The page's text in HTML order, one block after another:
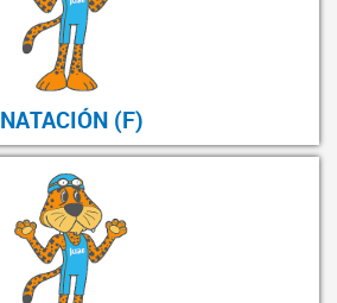
NATACIÓN (F)